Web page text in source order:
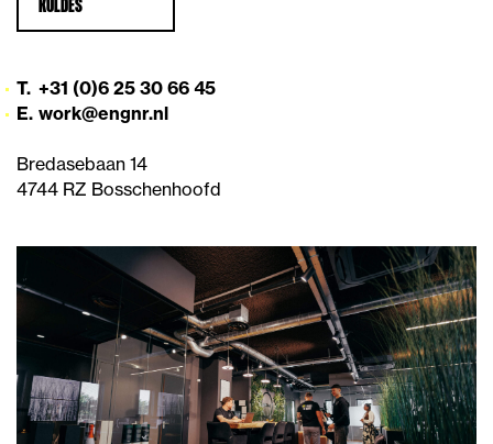
T. +31 (0)6 25 30 66 45
E. work@engnr.nl
Bredasebaan 14
4744 RZ Bosschenhoofd